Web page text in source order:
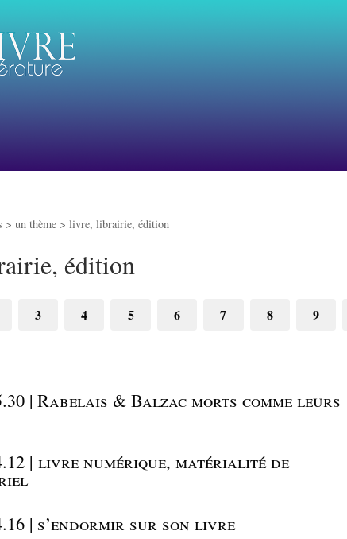
> un thème > livre, librairie, édition
édition
3 4 5 6 7 8 9
| Rabelais & Balzac morts comme leurs
| livre numérique, matérialité de
| s’endormir sur son livre